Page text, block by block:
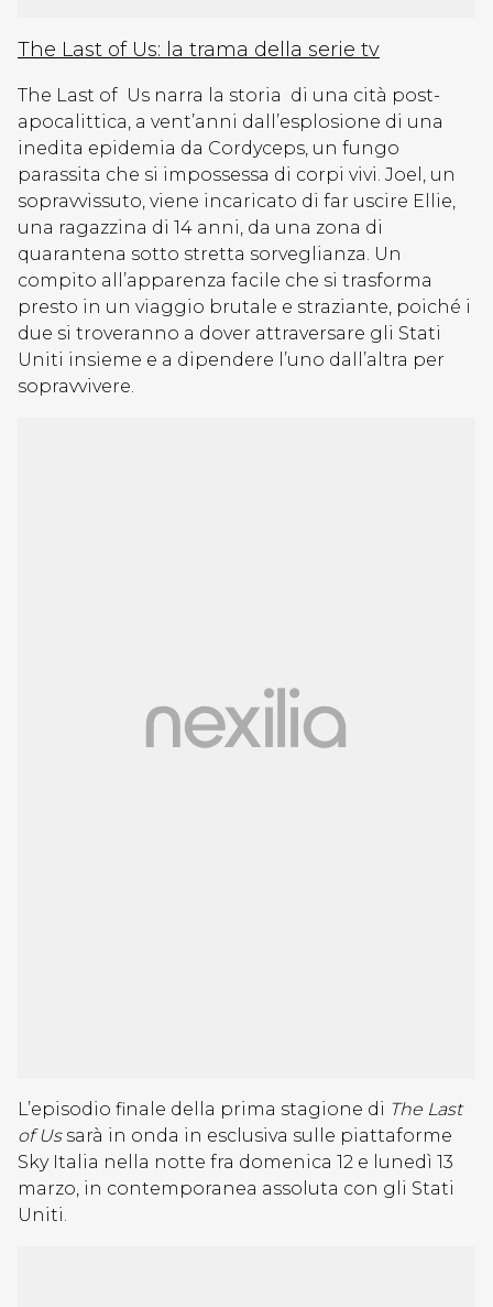
The Last of Us: la trama della serie tv
The Last of Us narra la storia di una cità post-
apocalittica, a vent’anni dall’esplosione di una
inedita epidemia da Cordyceps, un fungo
parassita che si impossessa di corpi vivi. Joel, un
sopravvissuto, viene incaricato di far uscire Ellie,
una ragazzina di 14 anni, da una zona di
quarantena sotto stretta sorveglianza. Un
compito all’apparenza facile che si trasforma
presto in un viaggio brutale e straziante, poiché i
due si troveranno a dover attraversare gli Stati
Uniti insieme e a dipendere l’uno dall’altra per
sopravvivere.
L’episodio finale della prima stagione di The Last
of Ussarà in onda in esclusiva sulle piattaforme
Sky Italia nella notte fra domenica 12 e lunedì 13
marzo, in contemporanea assoluta con gli Stati
Uniti.